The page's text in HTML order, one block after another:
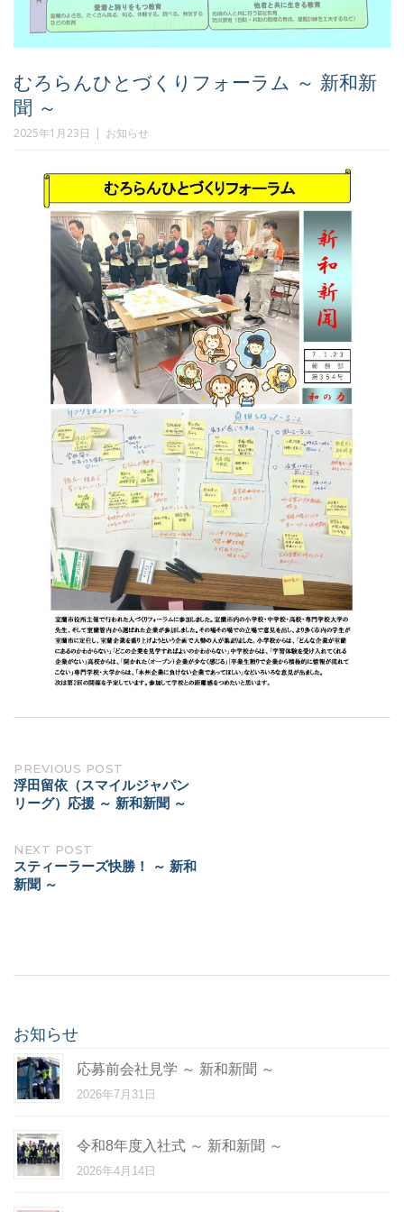
むろらんひとづくりフォーラム ～ 新和新
聞 ～
2025年1月23日 お知らせ
Post
navigation
PREVIOUS POST
浮田留依（スマイルジャパン
リーグ）応援 ～ 新和新聞 ～
NEXT POST
スティーラーズ快勝！ ～ 新和
新聞 ～
お知らせ
応募前会社見学 ～ 新和新聞 ～
2026年7月31日
令和8年度入社式 ～ 新和新聞 ～
2026年4月14日